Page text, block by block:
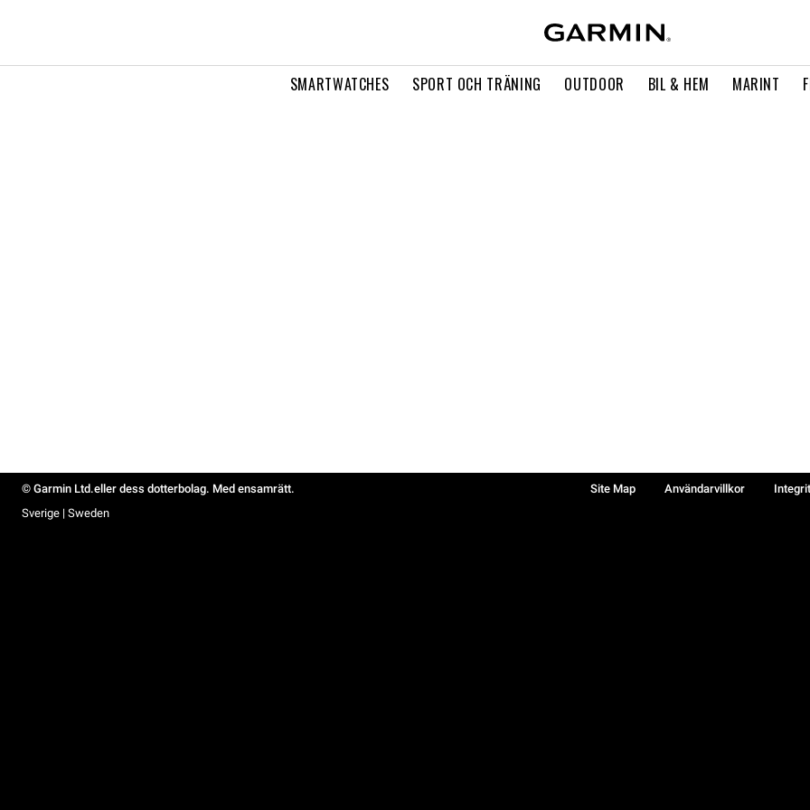
SMARTWATCHES SPORT OCH TRÄNING OUTDOOR BIL & HEM MARINT
© Garmin Ltd.eller dess dotterbolag. Med ensamrätt. Site Map Användarvillkor
Sverige | Sweden